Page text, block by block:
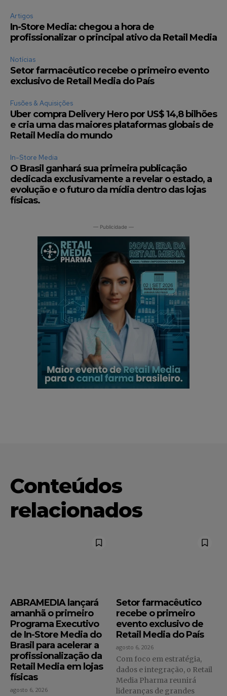
Artigos
In-Store Media: chegou a hora de
profissionalizar o principal ativo da Retail Media
Notícias
Setor farmacêutico recebe o primeiro evento
exclusivo de Retail Media do País
Fusões & Aquisições
Uber compra Delivery Hero por US$ 14,8 bilhões
e cria uma das maiores plataformas globais de
Retail Media do mundo
In-Store Media
O Brasil ganhará sua primeira publicação
dedicada exclusivamente a revelar o estado, a
evolução e o futuro da mídia dentro das lojas
físicas.
— Publicidade —
Conteúdos
relacionados
ABRAMEDIA lançará
amanhã o primeiro
Programa Executivo
de In-Store Media do
Brasil para acelerar a
profissionalização da
Retail Media em lojas
físicas
agosto 6, 2026
Setor farmacêutico
recebe o primeiro
evento exclusivo de
Retail Media do País
agosto 6, 2026
Com foco em estratégia,
dados e integração, o Retail
Media Pharma reunirá
lideranças de grandes